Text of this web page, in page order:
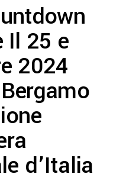
Il 25 e
2024
d’Italia